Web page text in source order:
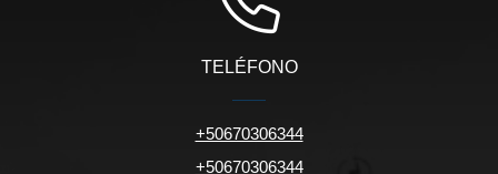
TELÉFONO
+50670306344
+50670306344